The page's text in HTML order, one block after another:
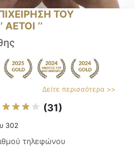
ΤΟΥ
‘’
Δείτε περισσότερα >>
(31)
302
τηλεφώνου